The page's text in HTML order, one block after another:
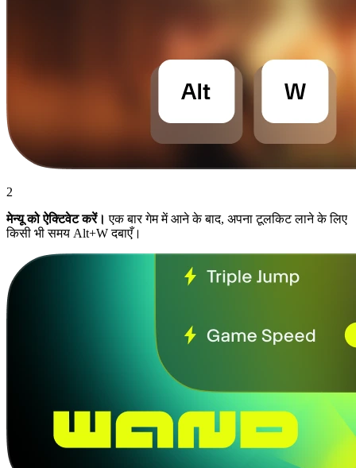
2
मेन्यू को ऐक्टिवेट करें। एक बार गेम में आने के बाद, अपना टूलकिट लाने के लिए
किसी भी समय Alt+W दबाएँ।